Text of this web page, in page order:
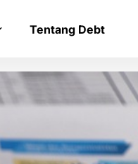
Tentang Debt